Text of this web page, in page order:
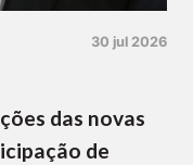
30 jul 2026
das novas
de